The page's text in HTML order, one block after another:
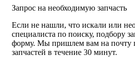
Запрос на необходимую запчасть
Если не нашли, что искали или
специалиста по поиску, подбору
форму. Мы пришлем вам на почту
запчастей в течение 30 минут.